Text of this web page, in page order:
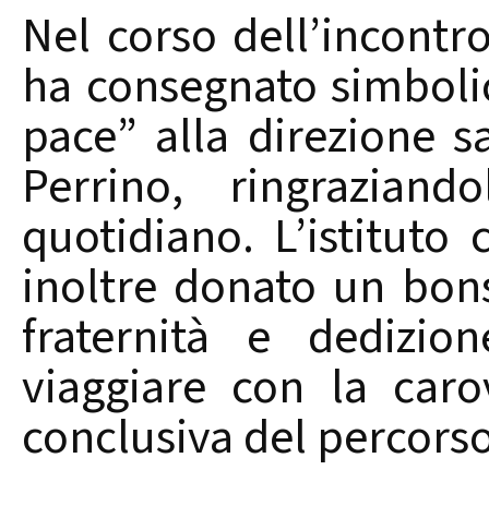
Nel corso
ha consegnato
pace” alla direzione
Perrino,
quotidiano. L’istituto
inoltre donato un
fraternità e
viaggiare con la
conclusiva del